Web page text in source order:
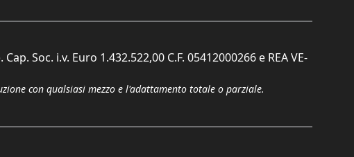
Soc. i.v. Euro 1.432.522,00 C.F. 05412000266 e REA VE-
con qualsiasi mezzo e l'adattamento totale o parziale.